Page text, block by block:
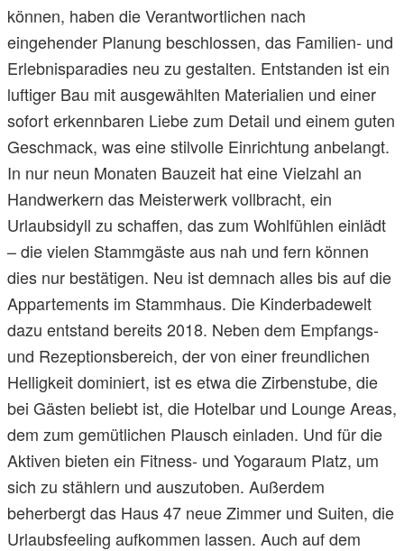
können, haben die Verantwortlichen nach
eingehender Planung beschlossen, das Familien- und
Erlebnisparadies neu zu gestalten. Entstanden ist ein
luftiger Bau mit ausgewählten Materialien und einer
sofort erkennbaren Liebe zum Detail und einem guten
Geschmack, was eine stilvolle Einrichtung anbelangt.
In nur neun Monaten Bauzeit hat eine Vielzahl an
Handwerkern das Meisterwerk vollbracht, ein
Urlaubsidyll zu schaffen, das zum Wohlfühlen einlädt
– die vielen Stammgäste aus nah und fern können
dies nur bestätigen. Neu ist demnach alles bis auf die
Appartements im Stammhaus. Die Kinderbadewelt
dazu entstand bereits 2018. Neben dem Empfangs-
und Rezeptionsbereich, der von einer freundlichen
Helligkeit dominiert, ist es etwa die Zirbenstube, die
bei Gästen beliebt ist, die Hotelbar und Lounge Areas,
dem zum gemütlichen Plausch einladen. Und für die
Aktiven bieten ein Fitness- und Yogaraum Platz, um
sich zu stählern und auszutoben. Außerdem
beherbergt das Haus 47 neue Zimmer und Suiten, die
Urlaubsfeeling aufkommen lassen. Auch auf dem